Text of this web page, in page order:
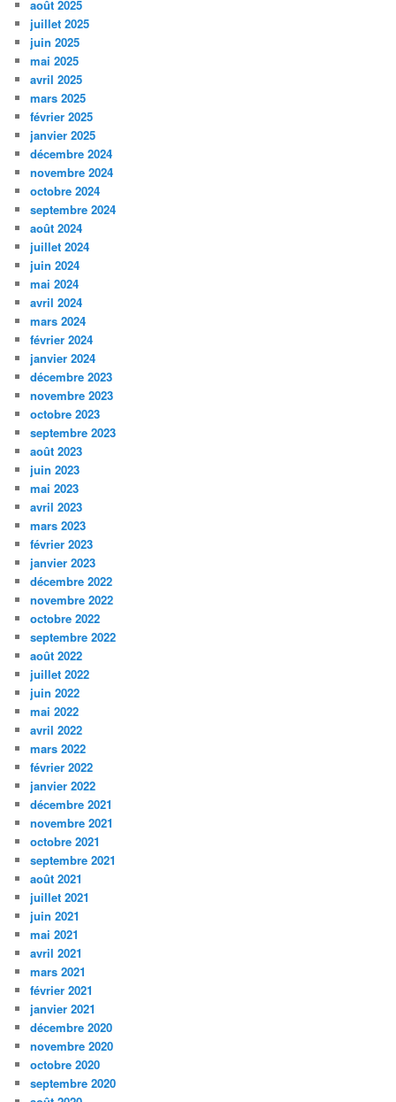
août 2025
juillet 2025
juin 2025
mai 2025
avril 2025
mars 2025
février 2025
janvier 2025
décembre 2024
novembre 2024
octobre 2024
septembre 2024
août 2024
juillet 2024
juin 2024
mai 2024
avril 2024
mars 2024
février 2024
janvier 2024
décembre 2023
novembre 2023
octobre 2023
septembre 2023
août 2023
juin 2023
mai 2023
avril 2023
mars 2023
février 2023
janvier 2023
décembre 2022
novembre 2022
octobre 2022
septembre 2022
août 2022
juillet 2022
juin 2022
mai 2022
avril 2022
mars 2022
février 2022
janvier 2022
décembre 2021
novembre 2021
octobre 2021
septembre 2021
août 2021
juillet 2021
juin 2021
mai 2021
avril 2021
mars 2021
février 2021
janvier 2021
décembre 2020
novembre 2020
octobre 2020
septembre 2020